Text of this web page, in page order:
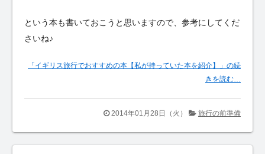
という本も書いておこうと思いますので、参考にしてくだ
さいね♪
「イギリス旅行でおすすめの本【私が持っていた本を紹介】」の続
きを読む…
2014年01月28日（火） 旅行の前準備